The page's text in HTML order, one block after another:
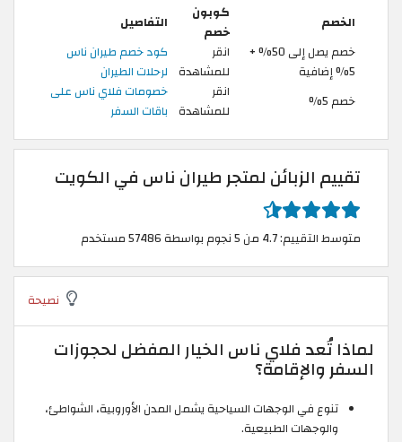
الخصم
كوبون
خصم
التفاصيل
خصم يصل إلى 50% +
5% إضافية
انقر
للمشاهدة
كود خصم طيران ناس
لرحلات الطيران
خصم 5%
انقر
للمشاهدة
خصومات فلاي ناس على
باقات السفر
تقييم الزبائن لمتجر طيران ناس في الكويت
متوسط التقييم: 4.7 من 5 نجوم بواسطة 57486 مستخدم
نصيحة
لماذا تُعد فلاي ناس الخيار المفضل لحجوزات
السفر والإقامة؟
تنوع في الوجهات السياحية يشمل المدن الأوروبية، الشواطئ،
والوجهات الطبيعية.